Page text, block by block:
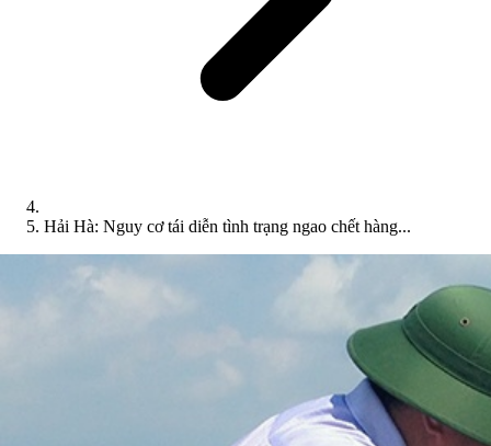
Hải Hà: Nguy cơ tái diễn tình trạng ngao chết hàng...